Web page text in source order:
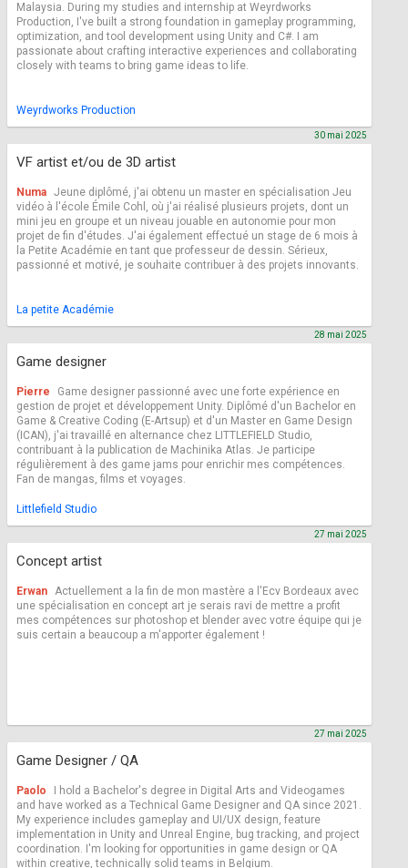
Malaysia. During my studies and internship at Weyrdworks
Production, I've built a strong foundation in gameplay programming,
optimization, and tool development using Unity and C#. I am
passionate about crafting interactive experiences and collaborating
closely with teams to bring game ideas to life.
Weyrdworks Production
VF artist et/ou de 3D artist
30 mai 2025
Numa Jeune diplômé, j'ai obtenu un master en spécialisation Jeu
vidéo à l'école Émile Cohl, où j'ai réalisé plusieurs projets, dont un
mini jeu en groupe et un niveau jouable en autonomie pour mon
projet de fin d'études. J'ai également effectué un stage de 6 mois à
la Petite Académie en tant que professeur de dessin. Sérieux,
passionné et motivé, je souhaite contribuer à des projets innovants.
La petite Académie
Game designer
28 mai 2025
Pierre
Game designer passionné avec une forte expérience en
gestion de projet et développement Unity. Diplômé d'un Bachelor en
Game & Creative Coding (E-Artsup) et d'un Master en Game Design
(ICAN), j'ai travaillé en alternance chez LITTLEFIELD Studio,
contribuant à la publication de Machinika Atlas. Je participe
régulièrement à des game jams pour enrichir mes compétences.
Fan de mangas, films et voyages.
Littlefield Studio
Concept artist
27 mai 2025
Erwan Actuellement a la fin de mon mastère a l'Ecv Bordeaux avec
une spécialisation en concept art je serais ravi de mettre a profit
mes compétences sur photoshop et blender avec votre équipe qui je
suis certain a beaucoup a m'apporter également !
Game Designer / QA
27 mai 2025
Paolo
I hold a Bachelor's degree in Digital Arts and Videogames
and have worked as a Technical Game Designer and QA since 2021.
My experience includes gameplay and UI/UX design, feature
implementation in Unity and Unreal Engine, bug tracking, and project
coordination. I'm looking for opportunities in game design or QA
within creative, technically solid teams in Belgium.